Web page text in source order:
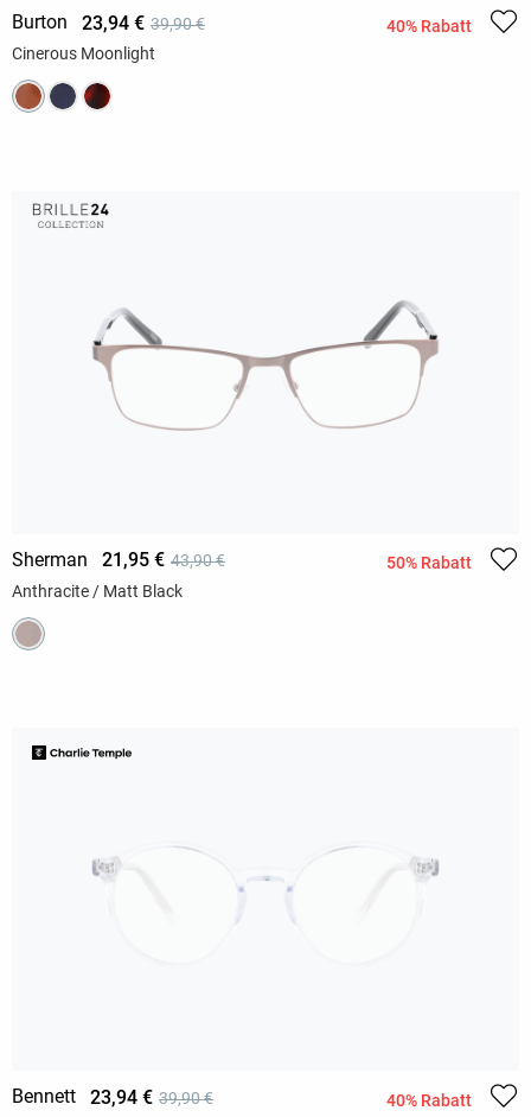
Burton 23,94 € 39,90 €
40% Rabatt
Cinerous Moonlight
Sherman 21,95 € 43,90 €
50% Rabatt
Anthracite / Matt Black
Bennett 23,94 € 39,90 €
40% Rabatt